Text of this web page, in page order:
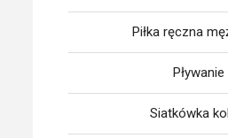
Piłka ręczna
Pływanie
Siatkówka